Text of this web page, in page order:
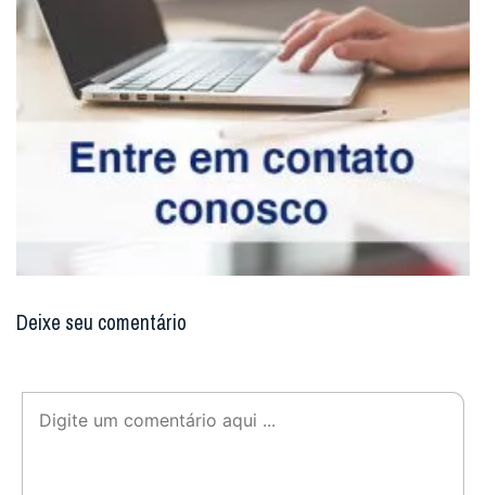
Deixe seu comentário